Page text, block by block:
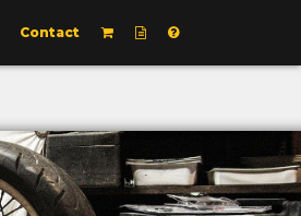
Contact